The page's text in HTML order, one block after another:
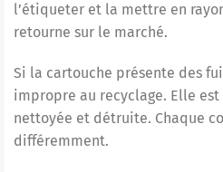
l’étiqueter et la mettre en
retourne sur le marché.
Si la cartouche présente des
impropre au recyclage. Elle
nettoyée et détruite. Chaque
différemment.